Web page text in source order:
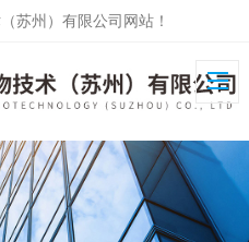
苏州）有限公司网站！